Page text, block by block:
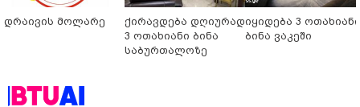
დრაივის მოლარე
ქირავდება დღიურად
3 ოთახიანი ბინა
საბურთალოზე
იყიდება 3 ოთახიანი
ბინა ვაკეში